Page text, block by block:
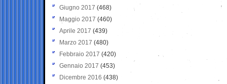
Giugno 2017 (468)
Maggio 2017 (460)
Aprile 2017 (439)
Marzo 2017 (480)
Febbraio 2017 (420)
Gennaio 2017 (453)
Dicembre 2016 (438)